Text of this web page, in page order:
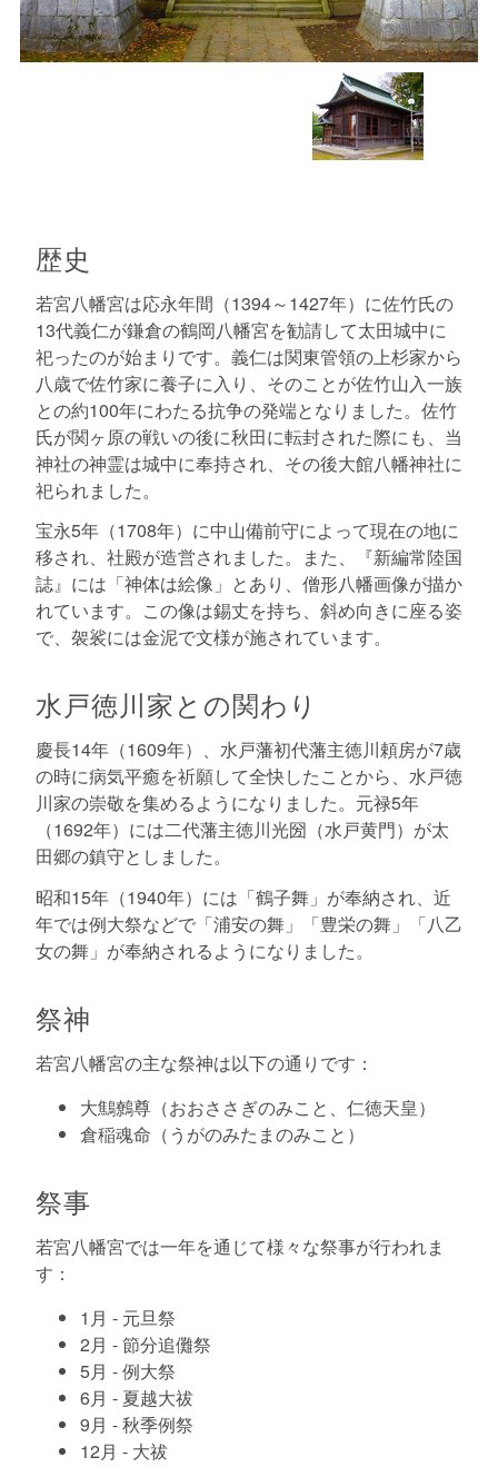
歴史
若宮八幡宮は応永年間（1394～1427年）に佐竹氏の
13代義仁が鎌倉の鶴岡八幡宮を勧請して太田城中に
祀ったのが始まりです。義仁は関東管領の上杉家から
八歳で佐竹家に養子に入り、そのことが佐竹山入一族
との約100年にわたる抗争の発端となりました。佐竹
氏が関ヶ原の戦いの後に秋田に転封された際にも、当
神社の神霊は城中に奉持され、その後大館八幡神社に
祀られました。
宝永5年（1708年）に中山備前守によって現在の地に
移され、社殿が造営されました。また、『新編常陸国
誌』には「神体は絵像」とあり、僧形八幡画像が描か
れています。この像は錫丈を持ち、斜め向きに座る姿
で、袈裟には金泥で文様が施されています。
水戸徳川家との関わり
慶長14年（1609年）、水戸藩初代藩主徳川頼房が7歳
の時に病気平癒を祈願して全快したことから、水戸徳
川家の崇敬を集めるようになりました。元禄5年
（1692年）には二代藩主徳川光圀（水戸黄門）が太
田郷の鎮守としました。
昭和15年（1940年）には「鶴子舞」が奉納され、近
年では例大祭などで「浦安の舞」「豊栄の舞」「八乙
女の舞」が奉納されるようになりました。
祭神
若宮八幡宮の主な祭神は以下の通りです：
大鷦鷯尊（おおささぎのみこと、仁徳天皇）
倉稲魂命（うがのみたまのみこと）
祭事
若宮八幡宮では一年を通じて様々な祭事が行われま
す：
1月 - 元旦祭
2月 - 節分追儺祭
5月 - 例大祭
6月 - 夏越大祓
9月 - 秋季例祭
12月 - 大祓